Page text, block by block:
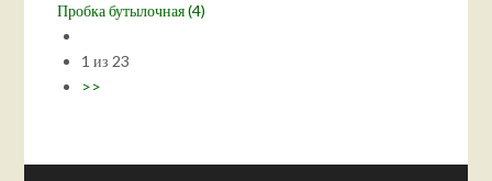
Пробка бутылочная (4)
1 из 23
>>